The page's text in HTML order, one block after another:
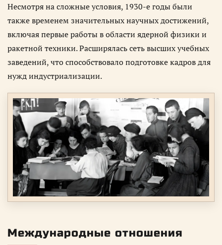
Несмотря на сложные условия, 1930-е годы были
также временем значительных научных достижений,
включая первые работы в области ядерной физики и
ракетной техники. Расширялась сеть высших учебных
заведений, что способствовало подготовке кадров для
нужд индустриализации.
Международные отношения